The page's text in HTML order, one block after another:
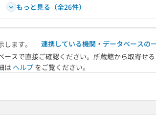
もっと見る（全26件）
ます。
連携している機関・データベースの
スで直接ご確認ください。所蔵館から取寄せ
は ヘルプ をご覧ください。